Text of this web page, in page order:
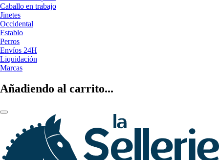
Caballo en trabajo
Jinetes
Occidental
Establo
Perros
Envíos 24H
Liquidación
Marcas
Añadiendo al carrito...